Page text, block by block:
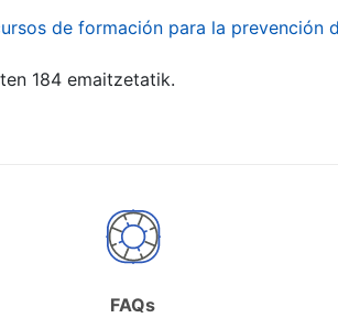
de formación para la prevención
184 emaitzetatik.
FAQs